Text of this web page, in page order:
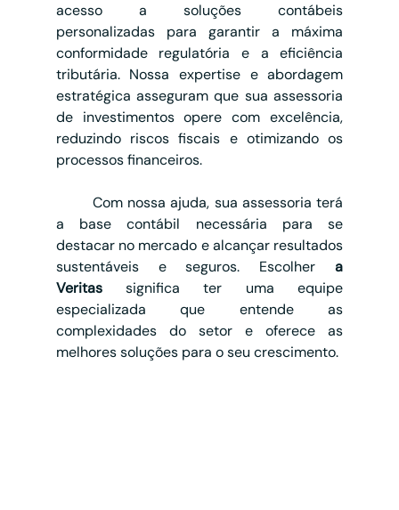
acesso a soluções contábeis
personalizadas para garantir a máxima
conformidade regulatória e a eficiência
tributária. Nossa expertise e abordagem
estratégica asseguram que sua assessoria
de investimentos opere com excelência,
reduzindo riscos fiscais e otimizando os
processos financeiros.
	Com nossa ajuda, sua assessoria terá
a base contábil necessária para se
destacar no mercado e alcançar resultados
sustentáveis e seguros. Escolher a
Veritas significa ter uma equipe
especializada que entende as
complexidades do setor e oferece as
melhores soluções para o seu crescimento.